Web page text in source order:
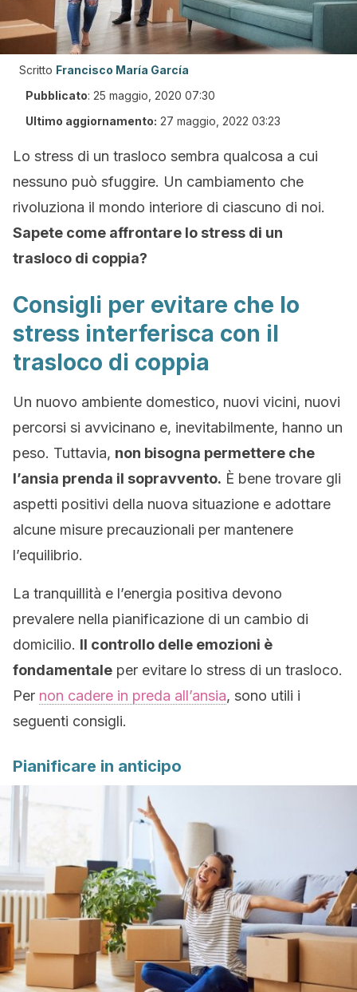
Scritto Francisco María García
Pubblicato: 25 maggio, 2020 07:30
Ultimo aggiornamento: 27 maggio, 2022 03:23
Lo stress di un trasloco sembra qualcosa a cui
nessuno può sfuggire. Un cambiamento che
rivoluziona il mondo interiore di ciascuno di noi.
Sapete come affrontare lo stress di un
trasloco di coppia?
Consigli per evitare che lo
stress interferisca con il
trasloco di coppia
Un nuovo ambiente domestico, nuovi vicini, nuovi
percorsi si avvicinano e, inevitabilmente, hanno un
peso. Tuttavia, non bisogna permettere che
l’ansia prenda il sopravvento. È bene trovare gli
aspetti positivi della nuova situazione e adottare
alcune misure precauzionali per mantenere
l’equilibrio.
La tranquillità e l’energia positiva devono
prevalere nella pianificazione di un cambio di
domicilio. Il controllo delle emozioni è
fondamentale per evitare lo stress di un trasloco.
Per non cadere in preda all’ansia, sono utili i
seguenti consigli.
Pianificare in anticipo